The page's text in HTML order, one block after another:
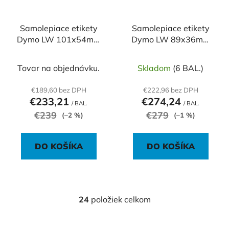
Samolepiace etikety
Dymo LW 101x54mm
Tovar na objednávku.
€189,60 bez DPH
€233,21 / BAL.
€239 (–2 %)
DO KOŠÍKA
Samolepiace etikety
Dymo LW 89x36mm
Skladom (6 BAL.)
€222,96 bez DPH
€274,24 / BAL.
€279 (–1 %)
DO KOŠÍKA
O
24položiek celkom